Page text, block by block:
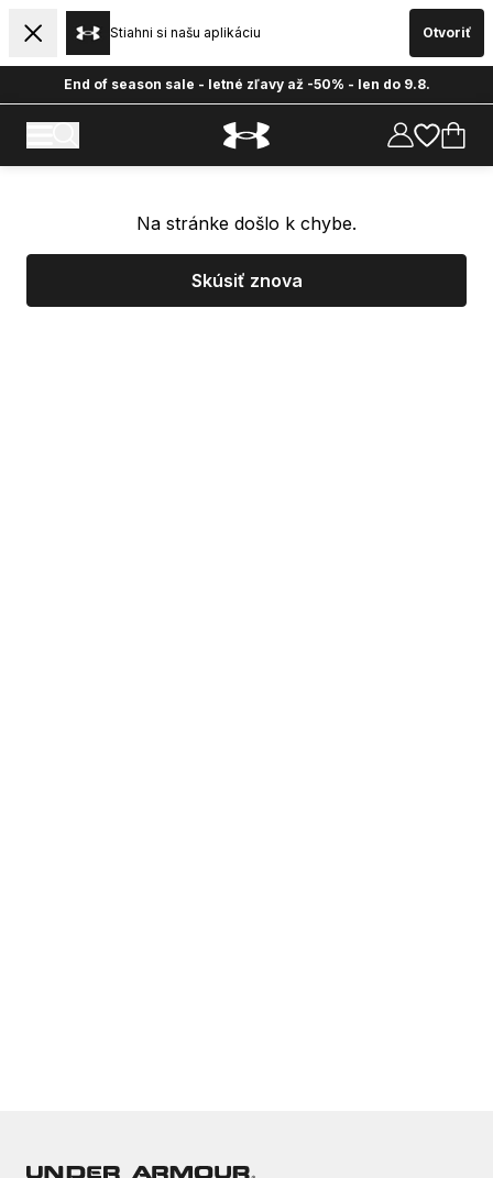
Stiahni si našu aplikáciu Otvoriť
End of season sale - letné zľavy až -50% - len do 9.8.
Na stránke došlo k chybe.
Skúsiť znova